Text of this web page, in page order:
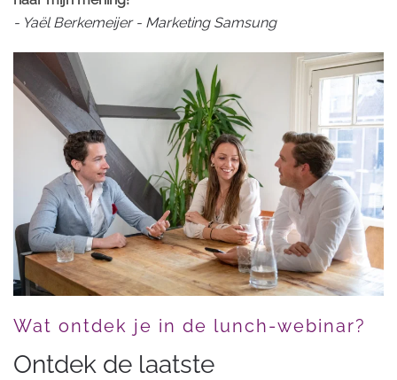
- Yaël Berkemeijer - Marketing Samsung
Wat ontdek je in de lunch-webinar?
Ontdek de laatste